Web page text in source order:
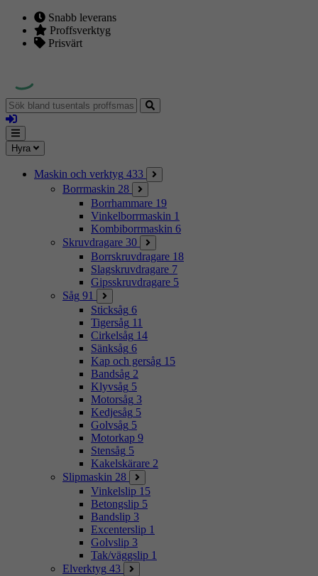
Snabb leverans
Proffsverktyg
Prisvärt
Sök
bland
tusentals
proffsmaskiner
Logga
in
Mina
sidor
Meny
Hyra
Maskin och verktyg 433
Borrmaskin 28
Borrhammare 19
Vinkelborrmaskin 1
Kombiborrmaskin 6
Skruvdragare 30
Borrskruvdragare 18
Slagskruvdragare 7
Gipsskruvdragare 5
Såg 91
Sticksåg 6
Tigersåg 11
Cirkelsåg 14
Sänksåg 6
Kap och gersåg 15
Bandsåg 2
Klyvsåg 5
Motorsåg 3
Kedjesåg 5
Golvsåg 5
Motorkap 9
Stensåg 5
Kakelskärare 2
Slipmaskin 28
Vinkelslip 15
Betongslip 5
Bandslip 3
Excenterslip 1
Golvslip 3
Tak/väggslip 1
Elverktyg 43